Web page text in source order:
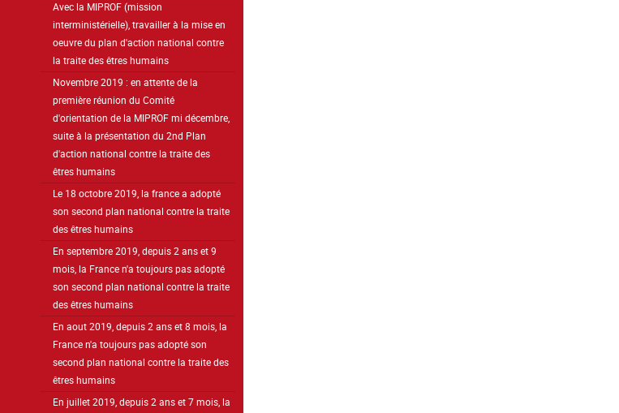
Avec la MIPROF (mission
interministérielle), travailler à la mise en
oeuvre du plan d'action national contre
la traite des êtres humains
Novembre 2019 : en attente de la
première réunion du Comité
d'orientation de la MIPROF mi décembre,
suite à la présentation du 2nd Plan
d'action national contre la traite des
êtres humains
Le 18 octobre 2019, la france a adopté
son second plan national contre la traite
des êtres humains
En septembre 2019, depuis 2 ans et 9
mois, la France n'a toujours pas adopté
son second plan national contre la traite
des êtres humains
En aout 2019, depuis 2 ans et 8 mois, la
France n'a toujours pas adopté son
second plan national contre la traite des
êtres humains
En juillet 2019, depuis 2 ans et 7 mois, la